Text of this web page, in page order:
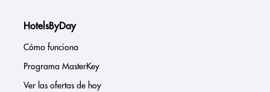
HotelsByDay
Cómo funciona
Programa MasterKey
Ver las ofertas de hoy